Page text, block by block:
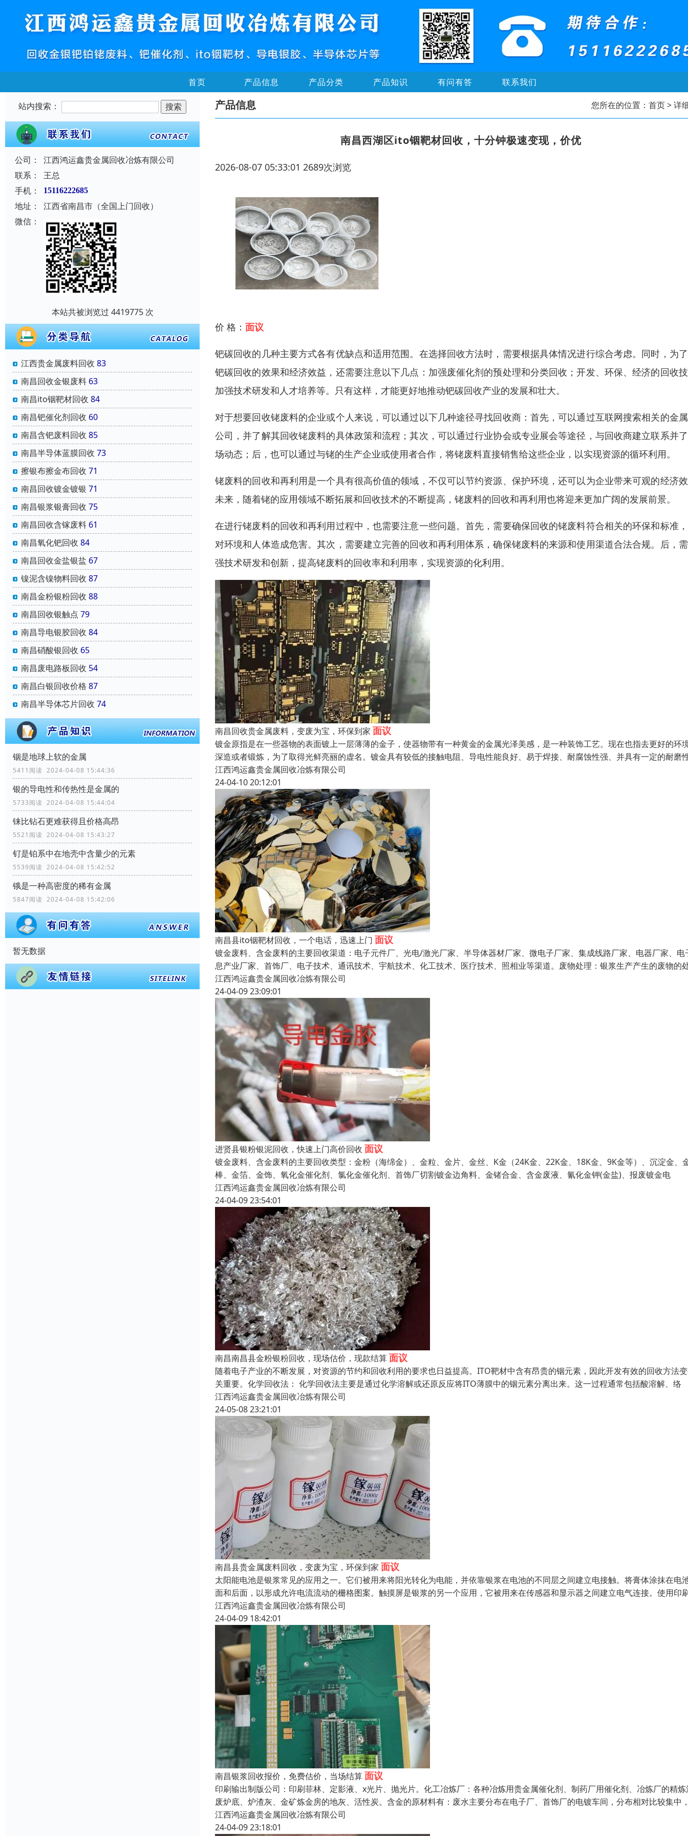
首页 产品信息 产品分类 产品知识 有问有答 联系我们
站内搜索：
公司：
江西鸿运鑫贵金属回收冶炼有限公司
联系：
王总
手机：
15116222685
地址：
江西省南昌市（全国上门回收）
微信：
本站共被浏览过 4419775 次
江西贵金属废料回收 83
南昌回收金银废料 63
南昌ito铟靶材回收 84
南昌钯催化剂回收 60
南昌含钯废料回收 85
南昌半导体蓝膜回收 73
擦银布擦金布回收 71
南昌回收镀金镀银 71
南昌银浆银膏回收 75
南昌回收含镓废料 61
南昌氧化钯回收 84
南昌回收金盐银盐 67
镍泥含镍物料回收 87
南昌金粉银粉回收 88
南昌回收银触点 79
南昌导电银胶回收 84
南昌硝酸银回收 65
南昌废电路板回收 54
南昌白银回收价格 87
南昌半导体芯片回收 74
铟是地球上软的金属
5411阅读 2024-04-08 15:44:36
银的导电性和传热性是金属的
5733阅读 2024-04-08 15:44:04
铼比钻石更难获得且价格高昂
5521阅读 2024-04-08 15:43:27
钌是铂系中在地壳中含量少的元素
5539阅读 2024-04-08 15:42:52
锇是一种高密度的稀有金属
5847阅读 2024-04-08 15:42:06
暂无数据
产品信息 您所在的位置： 首页> 详
南昌西湖区ito铟靶材回收，十分钟极速变现，价优
2026-08-07 05:33:01 2689次浏览
价 格： 面议
钯碳回收的几种主要方式各有优缺点和适用范围。在选择回收方法时，需要根据具体情况进行综合考虑。同时，为
钯碳回收的效果和经济效益，还需要注意以下几点：加强废催化剂的预处理和分类回收；开发、环保、经济的回收
加强技术研发和人才培养等。只有这样，才能更好地推动钯碳回收产业的发展和壮大。
对于想要回收铑废料的企业或个人来说，可以通过以下几种途径寻找回收商：首先，可以通过互联网搜索相关的金
公司，并了解其回收铑废料的具体政策和流程；其次，可以通过行业协会或专业展会等途径，与回收商建立联系并
场动态；后，也可以通过与铑的生产企业或使用者合作，将铑废料直接销售给这些企业，以实现资源的循环利用。
铑废料的回收和再利用是一个具有很高价值的领域，不仅可以节约资源、保护环境，还可以为企业带来可观的经济
未来，随着铑的应用领域不断拓展和回收技术的不断提高，铑废料的回收和再利用也将迎来更加广阔的发展前景。
在进行铑废料的回收和再利用过程中，也需要注意一些问题。首先，需要确保回收的铑废料符合相关的环保和标准
对环境和人体造成危害。其次，需要建立完善的回收和再利用体系，确保铑废料的来源和使用渠道合法合规。后，
强技术研发和创新，提高铑废料的回收率和利用率，实现资源的化利用。
南昌回收贵金属废料，变废为宝，环保到家 面议
镀金原指是在一些器物的表面镀上一层薄薄的金子，使器物带有一种黄金的金属光泽美感，是一种装饰工艺。现在也指去更好的环
深造或者锻炼，为了取得光鲜亮丽的虚名。镀金具有较低的接触电阻、导电性能良好、易于焊接、耐腐蚀性强、并具有一定的耐磨
江西鸿运鑫贵金属回收冶炼有限公司
24-04-10 20:12:01
南昌县ito铟靶材回收，一个电话，迅速上门 面议
镀金废料、含金废料的主要回收渠道：电子元件厂、光电/激光厂家、半导体器材厂家、微电子厂家、集成线路厂家、电器厂家、电
息产业厂家、首饰厂、电子技术、通讯技术、宇航技术、化工技术、医疗技术、照相业等渠道。废物处理：银浆生产产生的废物的
江西鸿运鑫贵金属回收冶炼有限公司
24-04-09 23:09:01
进贤县银粉银泥回收，快速上门高价回收 面议
镀金废料、含金废料的主要回收类型：金粉（海绵金）、金粒、金片、金丝、K金（24K金、22K金、18K金、9K金等）、沉淀金、
棒、金箔、金饰、氧化金催化剂、氯化金催化剂、首饰厂切割镀金边角料、金锗合金、含金废液、氰化金钾(金盐)、报废镀金电
江西鸿运鑫贵金属回收冶炼有限公司
24-04-09 23:54:01
南昌南昌县金粉银粉回收，现场估价，现款结算面议
随着电子产业的不断发展，对资源的节约和回收利用的要求也日益提高。ITO靶材中含有昂贵的铟元素，因此开发有效的回收方法
关重要。化学回收法： 化学回收法主要是通过化学溶解或还原反应将ITO薄膜中的铟元素分离出来。这一过程通常包括酸溶解、络
江西鸿运鑫贵金属回收冶炼有限公司
24-05-08 23:21:01
南昌县贵金属废料回收，变废为宝，环保到家 面议
太阳能电池是银浆常见的应用之一。它们被用来将阳光转化为电能，并依靠银浆在电池的不同层之间建立电接触。将膏体涂抹在电
面和后面，以形成允许电流流动的栅格图案。触摸屏是银浆的另一个应用，它被用来在传感器和显示器之间建立电气连接。使用印
江西鸿运鑫贵金属回收冶炼有限公司
24-04-09 18:42:01
南昌银浆回收报价，免费估价，当场结算面议
印刷输出制版公司：印刷菲林、定影液、x光片、抛光片。化工冶炼厂：各种冶炼用贵金属催化剂、制药厂用催化剂、冶炼厂的精
废炉底、炉渣灰、金矿炼金房的地灰、活性炭。含金的原材料有：废水主要分布在电子厂、首饰厂的电镀车间，分布相对比较集中
江西鸿运鑫贵金属回收冶炼有限公司
24-04-09 23:18:01